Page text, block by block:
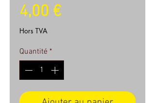
4,00 €Prix
Hors TVA
Quantité *